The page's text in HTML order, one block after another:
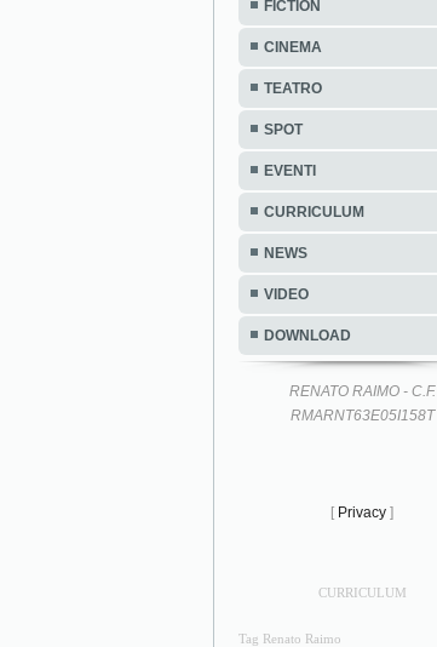
FICTION
CINEMA
TEATRO
SPOT
EVENTI
CURRICULUM
NEWS
VIDEO
DOWNLOAD
RENATO RAIMO - C.F.
RMARNT63E05I158T
[ Privacy ]
CURRICULUM
Tag Renato Raimo